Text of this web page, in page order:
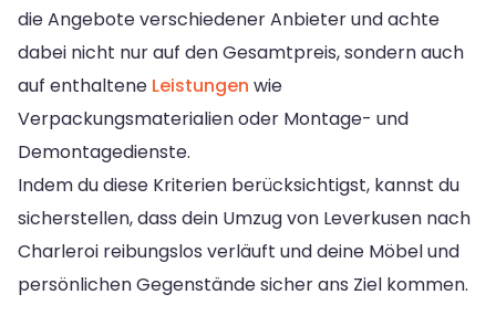
die Angebote verschiedener Anbieter und achte
dabei nicht nur auf den Gesamtpreis, sondern auch
auf enthaltene Leistungen wie
Verpackungsmaterialien oder Montage- und
Demontagedienste.
Indem du diese Kriterien berücksichtigst, kannst du
sicherstellen, dass dein Umzug von Leverkusen nach
Charleroi reibungslos verläuft und deine Möbel und
persönlichen Gegenstände sicher ans Ziel kommen.